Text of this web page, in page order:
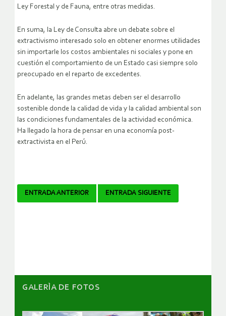
Ley Forestal y de Fauna, entre otras medidas.
En suma, la Ley de Consulta abre un debate sobre el
extractivismo interesado solo en obtener enormes utilidades
sin importarle los costos ambientales ni sociales y pone en
cuestión el comportamiento de un Estado casi siempre solo
preocupado en el reparto de excedentes.
En adelante, las grandes metas deben ser el desarrollo
sostenible donde la calidad de vida y la calidad ambiental son
las condiciones fundamentales de la actividad económica.
Ha llegado la hora de pensar en una economía post-
extractivista en el Perú.
Navegador
ENTRADA ANTERIOR ENTRADA SIGUIENTE
GALERÌA DE FOTOS